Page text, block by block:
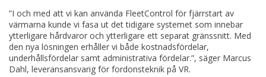
”I och med att vi kan använda FleetControl för fjärrstart av
värmarna kunde vi fasa ut det tidigare systemet som innebar
ytterligare hårdvaror och ytterligare ett separat gränssnitt. Med
den nya lösningen erhåller vi både kostnadsfördelar,
underhållsfördelar samt administrativa fördelar.”, säger Marcus
Dahl, leveransansvarig för fordonsteknik på VR.